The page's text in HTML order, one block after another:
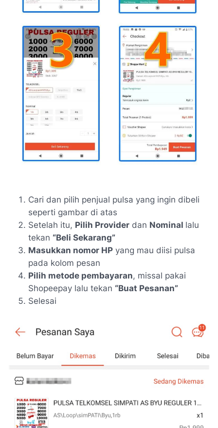
Cari dan pilih penjual pulsa yang ingin dibeli
seperti gambar di atas
Setelah itu, Pilih Provider dan Nominal lalu
tekan “Beli Sekarang”
Masukkan nomor HP yang mau diisi pulsa
pada kolom pesan
Pilih metode pembayaran, missal pakai
Shopeepay lalu tekan “Buat Pesanan”
Selesai